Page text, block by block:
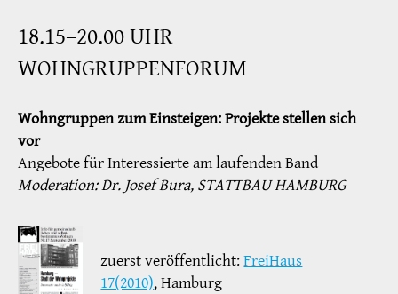
18.15–20.00 UHR
WOHNGRUPPENFORUM
Wohngruppen zum Einsteigen: Projekte stellen sich
vor
Angebote für Interessierte am laufenden Band
Moderation: Dr. Josef Bura, STATTBAU HAMBURG
zuerst veröffentlicht:FreiHaus
17(2010), Hamburg